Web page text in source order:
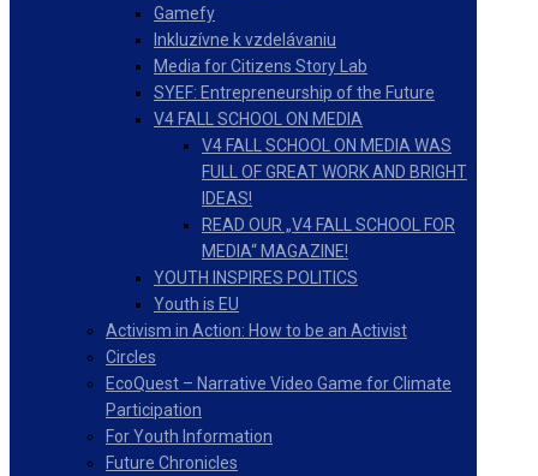
Gamefy
Inkluzívne k vzdelávaniu
Media for Citizens Story Lab
SYEF: Entrepreneurship of the Future
V4 FALL SCHOOL ON MEDIA
V4 FALL SCHOOL ON MEDIA WAS
FULL OF GREAT WORK AND BRIGHT
IDEAS!
READ OUR „V4 FALL SCHOOL FOR
MEDIA“ MAGAZINE!
YOUTH INSPIRES POLITICS
Youth is EU
Activism in Action: How to be an Activist
Circles
EcoQuest – Narrative Video Game for Climate
Participation
For Youth Information
Future Chronicles